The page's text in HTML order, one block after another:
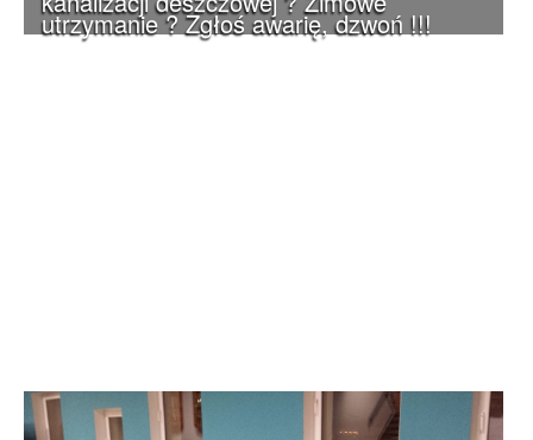
utrzymanie ? Zgłoś awarię, dzwoń !!!